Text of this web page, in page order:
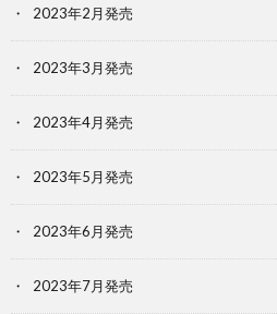
2023年2月発売
2023年3月発売
2023年4月発売
2023年5月発売
2023年6月発売
2023年7月発売